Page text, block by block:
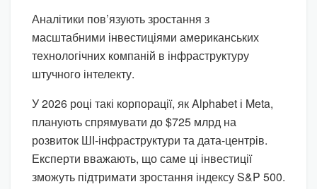
Аналітики пов’язують зростання з
масштабними інвестиціями американських
технологічних компаній в інфраструктуру
штучного інтелекту.
У 2026 році такі корпорації, як Alphabet і Meta,
планують спрямувати до $725 млрд на
розвиток ШІ-інфраструктури та дата-центрів.
Експерти вважають, що саме ці інвестиції
зможуть підтримати зростання індексу S&P 500.